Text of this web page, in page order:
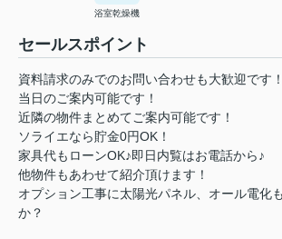
浴室乾燥機
セールスポイント
資料請求のみでのお問い合わせも大歓迎です！
当日のご案内可能です！
近隣の物件まとめてご案内可能です！
ソライエなら貯金0円OK！
家具代もローンOK♪即日内覧はお電話から♪
他物件もあわせて紹介頂けます！
オプション工事に太陽光パネル、オール電化
か？